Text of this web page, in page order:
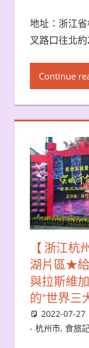
地址：浙江
叉路口往北
Continue
【 浙江
湖片區★
與拉斯維
的“世界三
2022-07-27
- 杭州市, 食旅